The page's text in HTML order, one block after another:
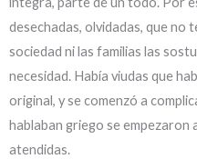
desechadas, olvidadas, que no
sociedad ni las familias las
necesidad. Había viudas que
original, y se comenzó a
hablaban griego se empezaron
atendidas.